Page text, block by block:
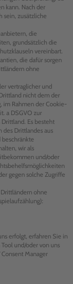
kann. Nach der
sein, zusätzliche
die
grundsätzlich die
vereinbart.
die dafür sorgen
ohne
vertraglicher und
nicht dem der
im Rahmen der Cookie-
a DSGVO zur
Es besteht
des Drittlandes aus
wir als
und/oder
gegen solche Zugriffe
ohne
erfolgt, erfahren Sie in
und/oder von uns
Manager